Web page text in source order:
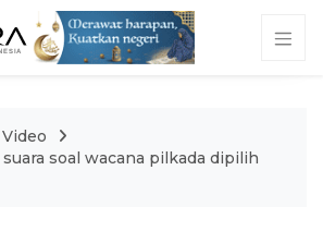
Video
soal wacana pilkada dipilih